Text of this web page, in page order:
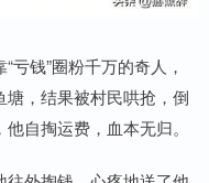
亏钱”圈粉千万的奇人，
，结果被村民哄抢，倒
自掏运费，血本无归。